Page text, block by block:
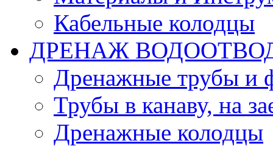
Кабельные колодцы
ДРЕНАЖ
Дренажные трубы и
Трубы в канаву, на
Дренажные колодцы